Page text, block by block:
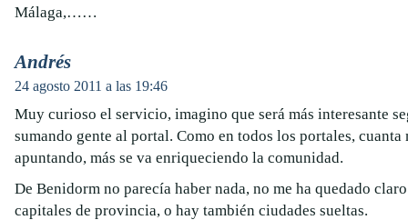
Málaga,……
Andrés
24 agosto 2011 a las 19:46
Muy curioso el servicio, imagino que será más interesante
sumando gente al portal. Como en todos los portales, cuanta
apuntando, más se va enriqueciendo la comunidad.
De Benidorm no parecía haber nada, no me ha quedado
capitales de provincia, o hay también ciudades sueltas.